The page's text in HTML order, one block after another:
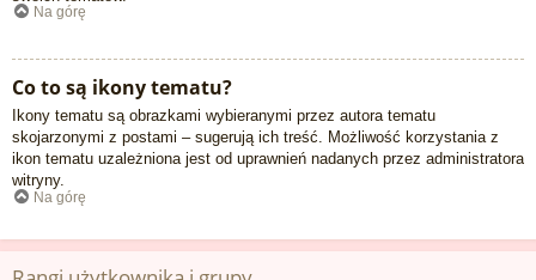
Na górę
Co to są ikony tematu?
Ikony tematu są obrazkami wybieranymi przez autora tematu
skojarzonymi z postami – sugerują ich treść. Możliwość korzystania z
ikon tematu uzależniona jest od uprawnień nadanych przez administratora
witryny.
Na górę